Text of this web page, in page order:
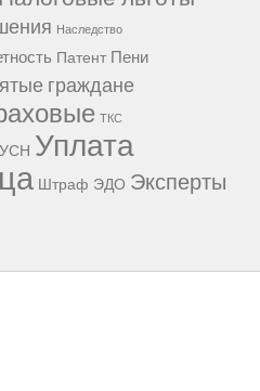
Наследство
Патент Пени
граждане
ТКС
УСН Уплата
Штраф ЭДО Эксперты